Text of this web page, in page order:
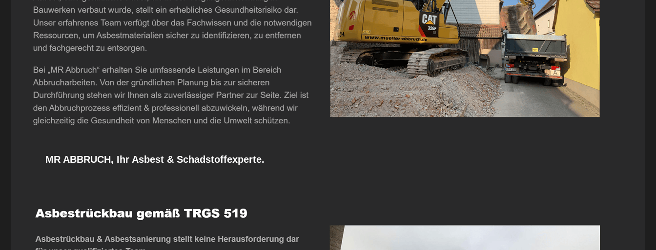
MR ABBRUCH, Ihr Asbest & Schadstoffexperte.